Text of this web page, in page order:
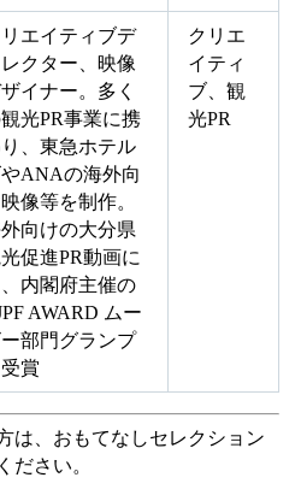
エイティブデ
レクター、映像
イナー。多く
光PR事業に携
、東急ホテル
やANAの海外向
像等を制作。
向けの大分県
促進PR動画に
内閣府主催の
AWARD ムー
ー部門グランプ
賞
クリエ
イティ
ブ、観
光PR
は、おもてなしセレクション
ださい。